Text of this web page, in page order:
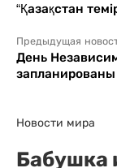
“Қазақстан
Предыдущая
День
запланированы
Новости мира
Бабушка